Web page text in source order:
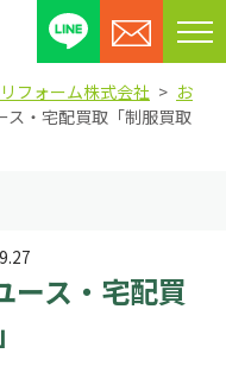
メ
ニ
フォーム株式会社
お
ス・宅配買取「制服買取
ース・宅配買